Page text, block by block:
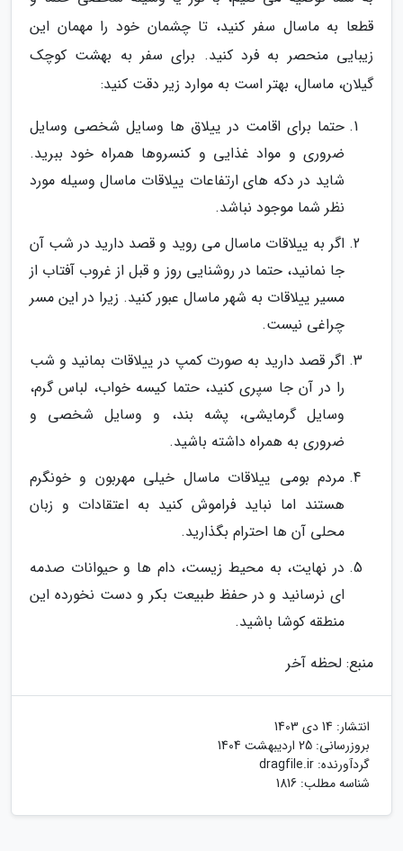
قطعا به ماسال سفر کنید، تا چشمان خود را مهمان این
زیبایی منحصر به فرد کنید. برای سفر به بهشت کوچک
گیلان، ماسال، بهتر است به موارد زیر دقت کنید:
حتما برای اقامت در ییلاق ها وسایل شخصی وسایل
ضروری و مواد غذایی و کنسروها همراه خود ببرید.
شاید در دکه های ارتفاعات ییلاقات ماسال وسیله مورد
نظر شما موجود نباشد.
اگر به ییلاقات ماسال می روید و قصد دارید در شب آن
جا نمانید، حتما در روشنایی روز و قبل از غروب آفتاب از
مسیر ییلاقات به شهر ماسال عبور کنید. زیرا در این مسر
چراغی نیست.
اگر قصد دارید به صورت کمپ در ییلاقات بمانید و شب
را در آن جا سپری کنید، حتما کیسه خواب، لباس گرم،
وسایل گرمایشی، پشه بند، و وسایل شخصی و
ضروری به همراه داشته باشید.
مردم بومی ییلاقات ماسال خیلی مهربون و خونگرم
هستند اما نباید فراموش کنید به اعتقادات و زبان
محلی آن ها احترام بگذارید.
در نهایت، به محیط زیست، دام ها و حیوانات صدمه
ای نرسانید و در حفظ طبیعت بکر و دست نخورده این
منطقه کوشا باشید.
منبع: لحظه آخر
انتشار: 14 دی 1403
بروزرسانی: 25 اردیبهشت 1404
گردآورنده: dragfile.ir
شناسه مطلب: 1816